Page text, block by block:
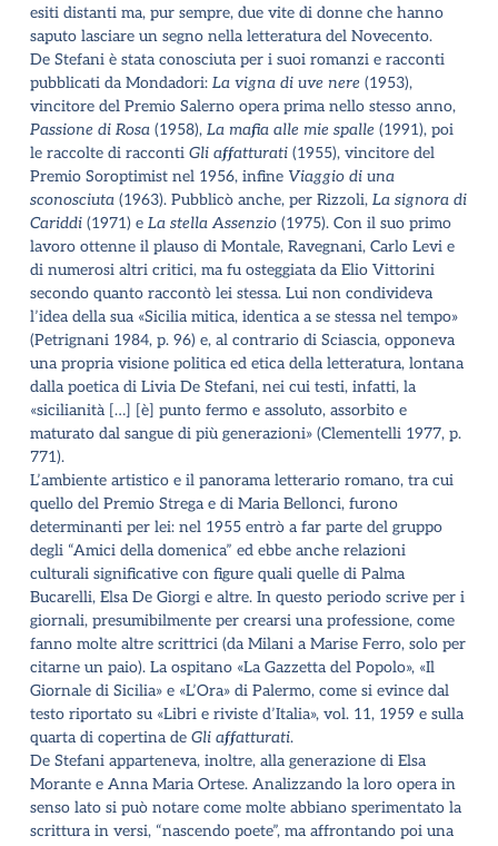
esiti distanti ma, pur sempre, due vite di donne che hanno
saputo lasciare un segno nella letteratura del Novecento.
De Stefani è stata conosciuta per i suoi romanzi e racconti
pubblicati da Mondadori: La vigna di uve nere (1953),
vincitore del Premio Salerno opera prima nello stesso anno,
Passione di Rosa(1958), La mafia alle mie spalle (1991), poi
le raccolte di racconti Gli affatturati(1955), vincitore del
Premio Soroptimist nel 1956, infine Viaggio di una
sconosciuta(1963). Pubblicò anche, per Rizzoli, La signora di
Cariddi(1971) e La stella Assenzio(1975). Con il suo primo
lavoro ottenne il plauso di Montale, Ravegnani, Carlo Levi e
di numerosi altri critici, ma fu osteggiata da Elio Vittorini
secondo quanto raccontò lei stessa. Lui non condivideva
l’idea della sua «Sicilia mitica, identica a se stessa nel tempo»
(Petrignani 1984, p. 96) e, al contrario di Sciascia, opponeva
una propria visione politica ed etica della letteratura, lontana
dalla poetica di Livia De Stefani, nei cui testi, infatti, la
«sicilianità […] [è] punto fermo e assoluto, assorbito e
maturato dal sangue di più generazioni» (Clementelli 1977, p.
771).
L’ambiente artistico e il panorama letterario romano, tra cui
quello del Premio Strega e di Maria Bellonci, furono
determinanti per lei: nel 1955 entrò a far parte del gruppo
degli “Amici della domenica” ed ebbe anche relazioni
culturali significative con figure quali quelle di Palma
Bucarelli, Elsa De Giorgi e altre. In questo periodo scrive per i
giornali, presumibilmente per crearsi una professione, come
fanno molte altre scrittrici (da Milani a Marise Ferro, solo per
citarne un paio). La ospitano «La Gazzetta del Popolo», «Il
Giornale di Sicilia» e «L’Ora» di Palermo, come si evince dal
testo riportato su «Libri e riviste d’Italia», vol. 11, 1959 e sulla
quarta di copertina de Gli affatturati.
De Stefani apparteneva, inoltre, alla generazione di Elsa
Morante e Anna Maria Ortese. Analizzando la loro opera in
senso lato si può notare come molte abbiano sperimentato la
scrittura in versi, “nascendo poete”, ma affrontando poi una